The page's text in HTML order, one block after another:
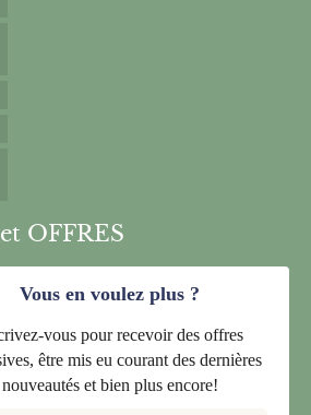
OFFRES
Vous en voulez plus ?
vous pour recevoir des offres
être mis eu courant des dernières
nouveautés et bien plus encore!